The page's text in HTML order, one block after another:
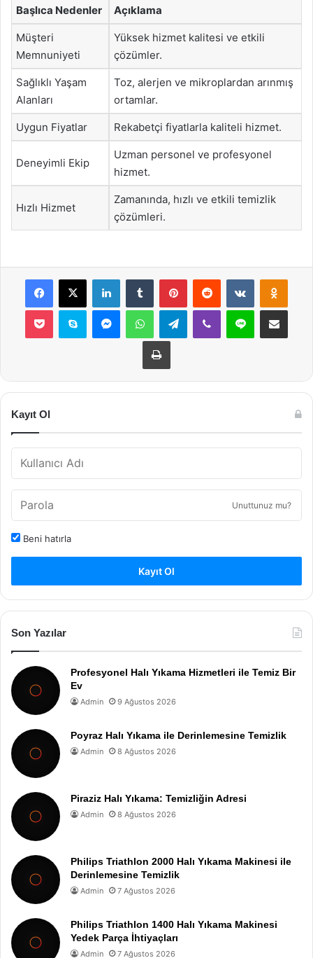
Başlıca Nedenler Açıklama
Müşteri
Memnuniyeti
Yüksek hizmet kalitesi ve etkili
çözümler.
Sağlıklı Yaşam
Alanları
Toz, alerjen ve mikroplardan arınmış
ortamlar.
Uygun Fiyatlar Rekabetçi fiyatlarla kaliteli hizmet.
Deneyimli Ekip
Uzman personel ve profesyonel
hizmet.
Hızlı Hizmet
Zamanında, hızlı ve etkili temizlik
çözümleri.
Facebook
X LinkedInTumblr PinterestReddit VKontakte
Pocket Skype MessengerWhatsAppTelegramViber Line E-Posta ile
Yazdır
Kayıt Ol
Unuttunuz mu?
Beni hatırla
Kayıt Ol
Son Yazılar
Profesyonel Halı Yıkama Hizmetleri ile Temiz Bir
Ev
Admin 9 Ağustos 2026
Poyraz Halı Yıkama ile Derinlemesine Temizlik
Admin 8 Ağustos 2026
Piraziz Halı Yıkama: Temizliğin Adresi
Admin 8 Ağustos 2026
Philips Triathlon 2000 Halı Yıkama Makinesi ile
Derinlemesine Temizlik
Admin 7 Ağustos 2026
Philips Triathlon 1400 Halı Yıkama Makinesi
Yedek Parça İhtiyaçları
Admin 7 Ağustos 2026